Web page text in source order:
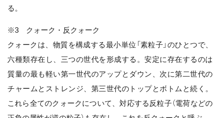
る。
※3 クォーク・反クォーク
クォークは、物質を構成する最小単位「素粒子」のひとつで、
六種類存在し、三つの世代を形成する。安定に存在するのは
質量の最も軽い第一世代のアップとダウン、次に第二世代の
チャームとストレンジ、第三世代のトップとボトムと続く。
これら全てのクォークについて、対応する反粒子（電荷などの